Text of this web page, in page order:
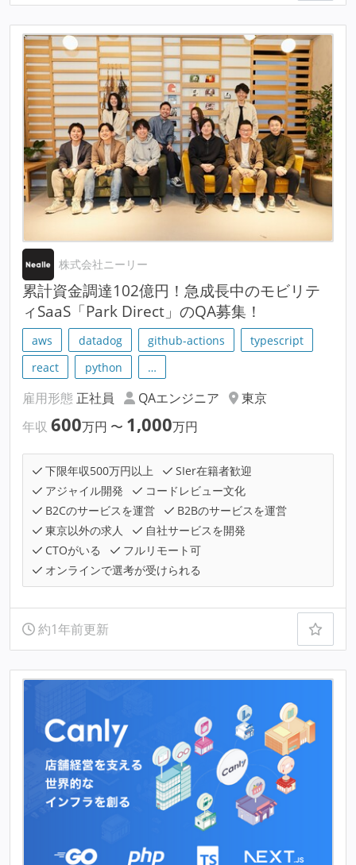
株式会社ニーリー
累計資金調達102億円！急成長中のモビリテ
ィSaaS「Park Direct」のQA募集！
aws datadog github-actions
typescript
react
python …
雇用形態 正社員 QAエンジニア
東京
年収 600万円 〜 1,000万円
下限年収500万円以上
SIer在籍者歓迎
アジャイル開発
コードレビュー文化
B2Cのサービスを運営
B2Bのサービスを運営
東京以外の求人
自社サービスを開発
CTOがいる
フルリモート可
オンラインで選考が受けられる
約1年前更新